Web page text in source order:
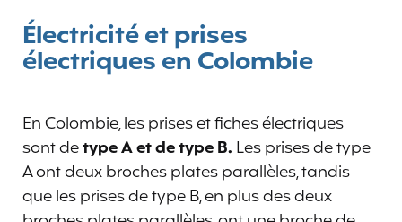
Électricité et prises
électriques en Colombie
En Colombie, les prises et fiches électriques
sont detype A et de type B. Les prises de type
A ont deux broches plates parallèles, tandis
que les prises de type B, en plus des deux